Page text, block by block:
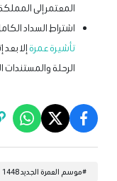
المعتمر إلى المملكة خلال فترة الـ 30
اشتراط السداد
تأشيرة عمرةإلا
الرحلة
#موسم العمرة الجديد 1448